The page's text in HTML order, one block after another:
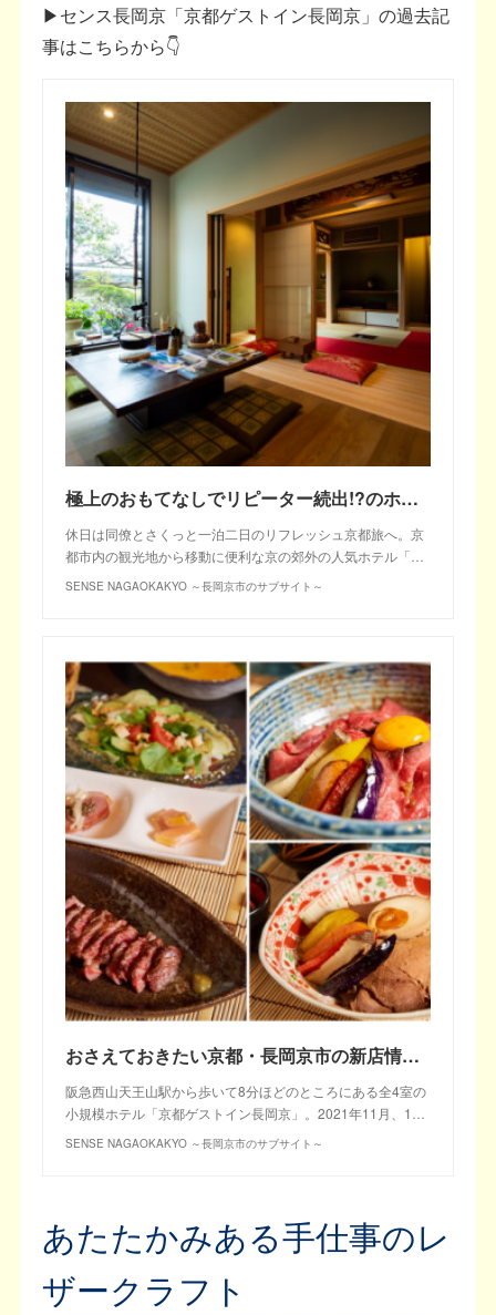
▶センス長岡京「京都ゲストイン長岡京」の過去記
事はこちらから👇
極上のおもてなしでリピーター続出!?のホテル「京都ゲストイン長岡京」
休日は同僚とさくっと一泊二日のリフレッシュ京都旅へ。京
都市内の観光地から移動に便利な京の郊外の人気ホテル「…
SENSE NAGAOKAKYO ～長岡京市のサブサイト～
おさえておきたい京都・長岡京市の新店情「肉バール&ダイニング 蔵」
阪急西山天王山駅から歩いて8分ほどのところにある全4室の
小規模ホテル「京都ゲストイン長岡京」。2021年11月、1…
SENSE NAGAOKAKYO ～長岡京市のサブサイト～
あたたかみある手仕事のレ
ザークラフト